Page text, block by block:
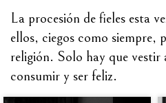
La procesión de fieles esta
ellos, ciegos como siempre,
religión. Solo hay que vestir
consumir y ser feliz.